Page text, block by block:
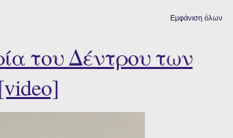
Εμφάνιση όλων
του Δέντρου των